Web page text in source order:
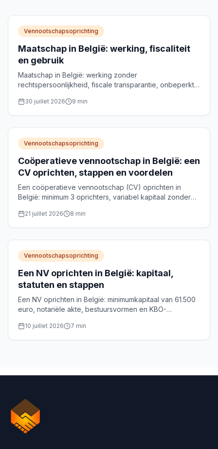
Vennootschapsoprichting
Maatschap in België: werking, fiscaliteit
en gebruik
Maatschap in België: werking zonder
rechtspersoonlijkheid, fiscale transparantie, onbeperkte
vermogensbeheer.
30 juillet 2026 9 min
Vennootschapsoprichting
Coöperatieve vennootschap in België: een
CV oprichten, stappen en voordelen
Een coöperatieve vennootschap (CV) oprichten in
België: minimum 3 oprichters, variabel kapitaal zonder
erkenning. Praktische gids.
21 juillet 2026 8 min
Vennootschapsoprichting
Een NV oprichten in België: kapitaal,
statuten en stappen
Een NV oprichten in België: minimumkapitaal van 61.500
euro, notariële akte, bestuursvormen en KBO-
10 juillet 2026 7 min